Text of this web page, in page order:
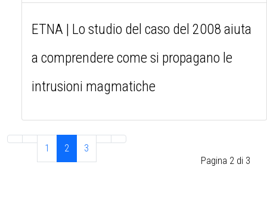
ETNA | Lo studio del caso del 2008 aiuta
a comprendere come si propagano le
intrusioni magmatiche
Pagina 2 di 3
1 2 3